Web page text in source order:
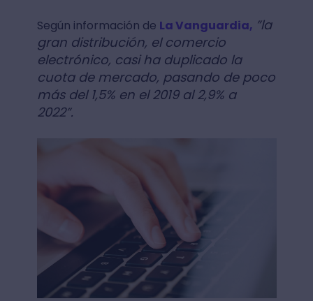
Según información de La Vanguardia, ”la
gran distribución, el comercio
electrónico, casi ha duplicado la
cuota de mercado, pasando de poco
más del 1,5% en el 2019 al 2,9% a
2022”.